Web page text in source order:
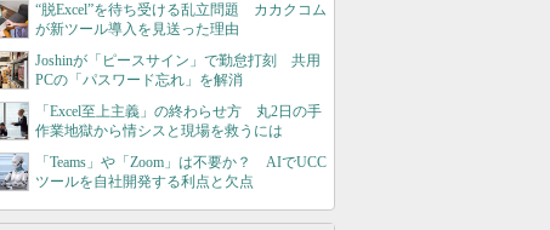
“脱Excel”を待ち受ける乱立問題 カカクコム
が新ツール導入を見送った理由
Joshinが「ピースサイン」で勤怠打刻 共用
PCの「パスワード忘れ」を解消
「Excel至上主義」の終わらせ方 丸2日の手
作業地獄から情シスと現場を救うには
「Teams」や「Zoom」は不要か？ AIでUCC
ツールを自社開発する利点と欠点